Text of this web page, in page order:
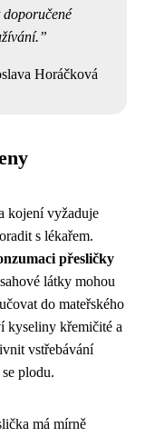
Horáčková
kojení vyžaduje
s lékařem.
přesličky
látky mohou
do mateřského
kyseliny křemičité a
vstřebávání
plodu.
má mírně